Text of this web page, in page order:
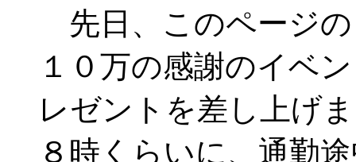
先日、このページ
１０万の感謝のイベ
レゼントを差し上げ
８時くらいに、通勤